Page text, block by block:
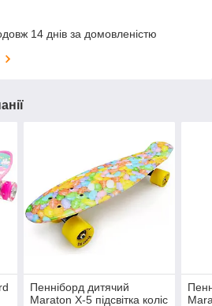
14 днів за домовленістю
Пенніборд дитячий
Maraton X-5 підсвітка коліс